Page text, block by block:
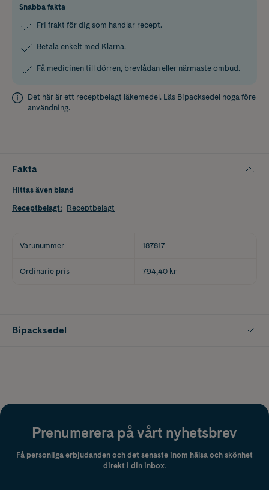
Snabba fakta
Fri frakt för dig som handlar recept.
Betala enkelt med Klarna.
Få medicinen till dörren, brevlådan eller närmaste ombud.
Det här är ett receptbelagt läkemedel. Läs Bipacksedel noga före
användning.
Fakta
Hittas även bland
Receptbelagt: Receptbelagt
Varunummer 187817
Ordinarie pris 794,40 kr
Bipacksedel
Prenumerera på vårt nyhetsbrev
Få personliga erbjudanden och det senaste inom hälsa och skönhet
direkt i din inbox.